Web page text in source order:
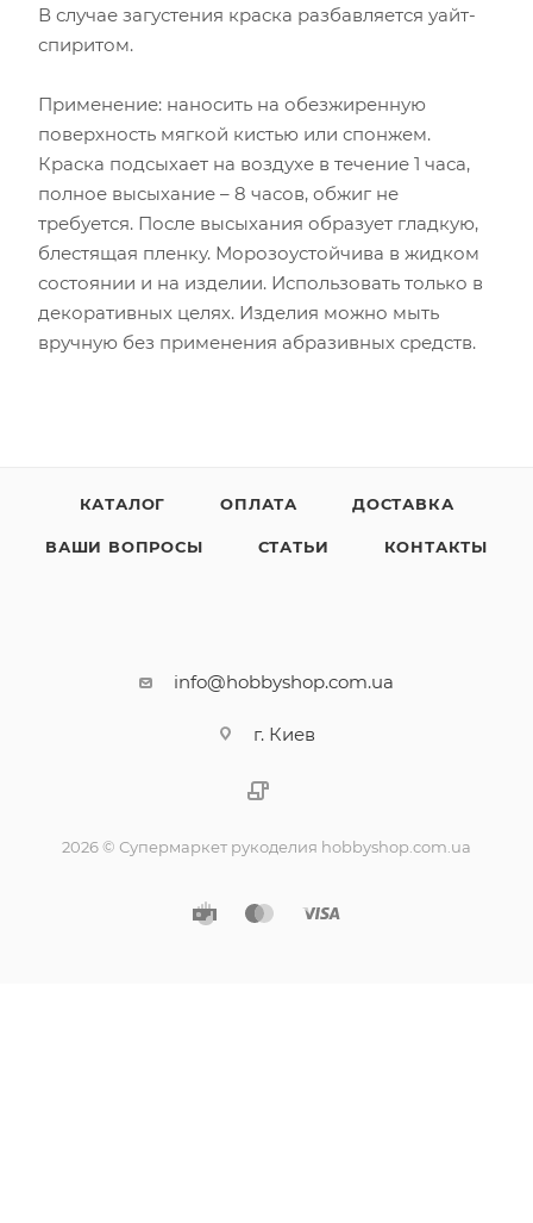
В случае загустения краска разбавляется уайт-
спиритом.
Применение: наносить на обезжиренную
поверхность мягкой кистью или спонжем.
Краска подсыхает на воздухе в течение 1 часа,
полное высыхание – 8 часов, обжиг не
требуется. После высыхания образует гладкую,
блестящая пленку. Морозоустойчива в жидком
состоянии и на изделии. Использовать только в
декоративных целях. Изделия можно мыть
вручную без применения абразивных средств.
КАТАЛОГ ОПЛАТА ДОСТАВКА
ВАШИ ВОПРОСЫ СТАТЬИ КОНТАКТЫ
info@hobbyshop.com.ua
г. Киев
2026 © Супермаркет рукоделия hobbyshop.com.ua